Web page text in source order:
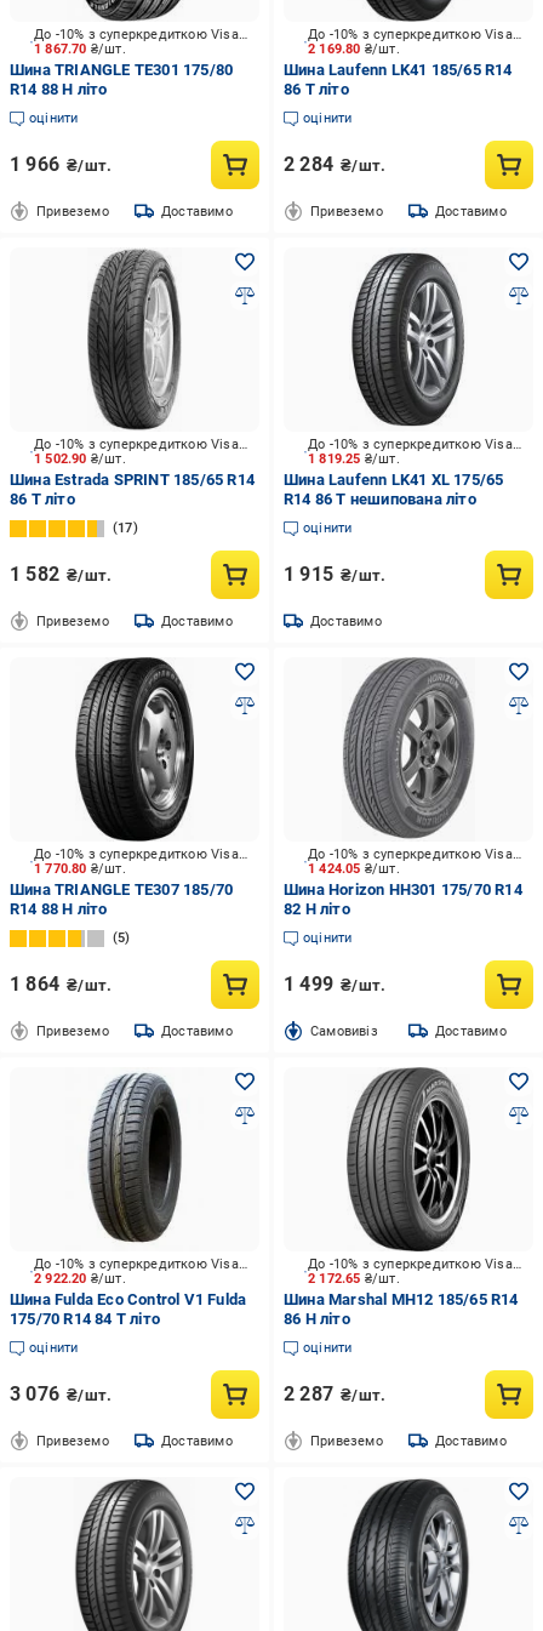
1 867.70 ₴/шт.
До -10% з суперкредиткою Visa Вигода
Шина TRIANGLE TE301 175/80
R14 88 H літо
оцінити
1 966 ₴/шт.
Привеземо Доставимо
2 169.80 ₴/шт.
До -10% з суперкредиткою Visa Вигода
Шина Laufenn LK41 185/65 R14
86 T літо
оцінити
2 284 ₴/шт.
Привеземо Доставимо
1 502.90 ₴/шт.
До -10% з суперкредиткою Visa Вигода
Шина Estrada SPRINT 185/65 R14
86 T літо
17
1 582 ₴/шт.
Привеземо Доставимо
1 819.25 ₴/шт.
До -10% з суперкредиткою Visa Вигода
Шина Laufenn LK41 XL 175/65
R14 86 T нешипована літо
оцінити
1 915 ₴/шт.
Доставимо
1 770.80 ₴/шт.
До -10% з суперкредиткою Visa Вигода
Шина TRIАNGLE TE307 185/70
R14 88 H літо
5
1 864 ₴/шт.
Привеземо Доставимо
1 424.05 ₴/шт.
До -10% з суперкредиткою Visa Вигода
Шина Horizon HH301 175/70 R14
82 H літо
оцінити
1 499 ₴/шт.
Cамовивіз Доставимо
2 922.20 ₴/шт.
До -10% з суперкредиткою Visa Вигода
Шина Fulda Eco Control V1 Fulda
175/70 R14 84 T літо
оцінити
3 076 ₴/шт.
Привеземо Доставимо
2 172.65 ₴/шт.
До -10% з суперкредиткою Visa Вигода
Шина Marshal MH12 185/65 R14
86 H літо
оцінити
2 287 ₴/шт.
Привеземо Доставимо